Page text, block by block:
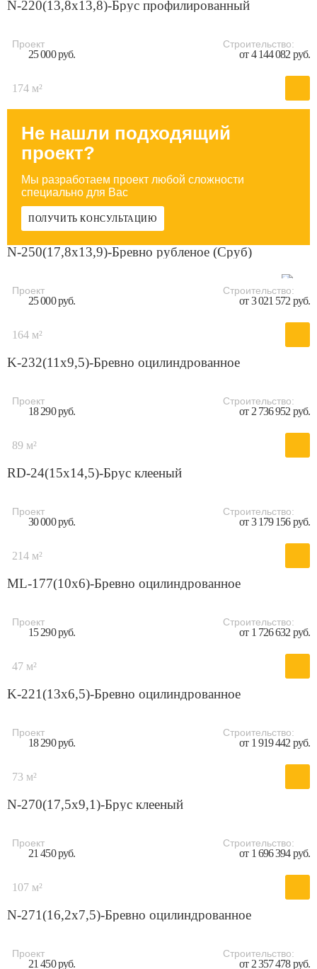
N-220(13,8x13,8)-Брус профилированный
Проект
25 000 руб.
Строительство:
от 4 144 082 руб.
174 м²
Не нашли подходящий
проект?
Мы разработаем проект любой сложности
специально для Вас
ПОЛУЧИТЬ КОНСУЛЬТАЦИЮ
N-250(17,8x13,9)-Бревно рубленое (Сруб)
Проект
25 000 руб.
Строительство:
от 3 021 572 руб.
164 м²
K-232(11x9,5)-Бревно оцилиндрованное
Проект
18 290 руб.
Строительство:
от 2 736 952 руб.
89 м²
RD-24(15x14,5)-Брус клееный
Проект
30 000 руб.
Строительство:
от 3 179 156 руб.
214 м²
ML-177(10x6)-Бревно оцилиндрованное
Проект
15 290 руб.
Строительство:
от 1 726 632 руб.
47 м²
K-221(13х6,5)-Бревно оцилиндрованное
Проект
18 290 руб.
Строительство:
от 1 919 442 руб.
73 м²
N-270(17,5x9,1)-Брус клееный
Проект
21 450 руб.
Строительство:
от 1 696 394 руб.
107 м²
N-271(16,2x7,5)-Бревно оцилиндрованное
Проект
21 450 руб.
Строительство:
от 2 357 478 руб.